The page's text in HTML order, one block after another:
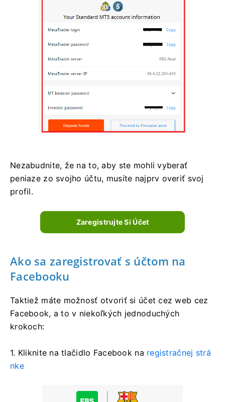
Nezabudnite, že na to, aby ste mohli vyberať
peniaze zo svojho účtu, musíte najprv overiť svoj
profil.
Zaregistrujte Si Účet
Ako sa zaregistrovať s účtom na
Facebooku
Taktiež máte možnosť otvoriť si účet cez web cez
Facebook, a to v niekoľkých jednoduchých
krokoch:
1. Kliknite na tlačidlo Facebook na registračnej strá
nke